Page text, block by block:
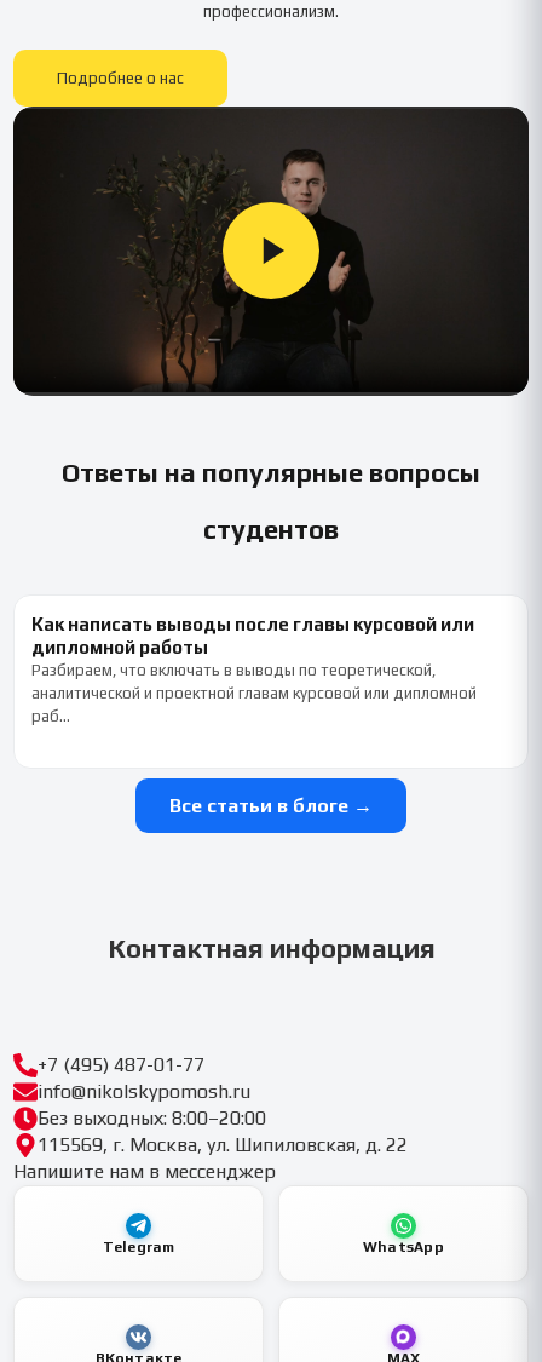
профессионализм.
Подробнее о нас
Ответы на популярные вопросы
студентов
Как написать выводы после главы курсовой или
дипломной работы
Разбираем, что включать в выводы по теоретической,
аналитической и проектной главам курсовой или дипломной
раб…
Все статьи в блоге →
Контактная информация
+7 (495) 487-01-77
info@nikolskypomosh.ru
Без выходных: 8:00–20:00
115569, г. Москва, ул. Шипиловская, д. 22
Напишите нам в мессенджер
Telegram WhatsApp
ВКонтакте MAX